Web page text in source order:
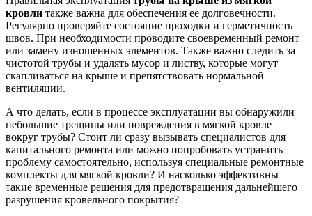
кровли также важна для обеспечения ее долговечности.
Регулярно проверяйте состояние проходки и герметичность
швов. При необходимости проводите своевременный ремонт
или замену изношенных элементов. Также важно следить за
чистотой трубы и удалять мусор и листву, которые могут
скапливаться на крыше и препятствовать нормальной
вентиляции.
А что делать, если в процессе эксплуатации вы обнаружили
небольшие трещины или повреждения в мягкой кровле
вокруг трубы? Стоит ли сразу вызывать специалистов для
капитального ремонта или можно попробовать устранить
проблему самостоятельно, используя специальные ремонтные
комплекты для мягкой кровли? И насколько эффективны
такие временные решения для предотвращения дальнейшего
разрушения кровельного покрытия?